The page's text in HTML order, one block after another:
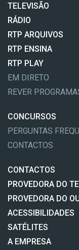
TELEVISÃO
RÁDIO
RTP ARQUIVOS
RTP ENSINA
RTP PLAY
EM DIRETO
REVER
CONCURSOS
PERGUNTAS
CONTACTOS
CONTACTOS
PROVEDORA DO
PROVEDORA DO
ACESSIBILIDADES
SATÉLITES
A EMPRESA